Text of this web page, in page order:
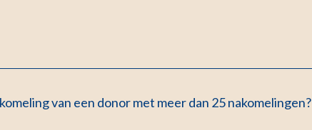
van een donor met meer dan 25 nakomelingen?